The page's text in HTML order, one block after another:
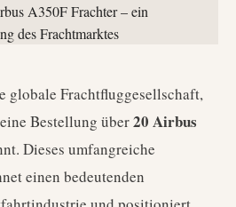
globale Frachtfluggesellschaft,
Bestellung über20 Airbus
Dieses umfangreiche
einen bedeutenden